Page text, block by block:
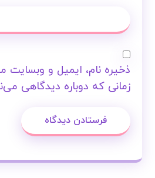
ذخیره نام، ایمیل و وبسایت
زمانی که دوباره دیدگاهی
فرستادن دیدگاه